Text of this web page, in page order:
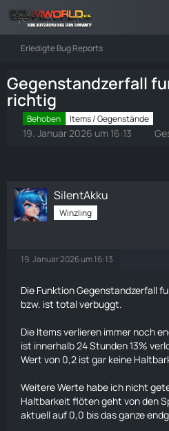
Erledigte Bug Reports
Gegenstandzerfall
richtig
Behoben Items / Gegenstände
19. Januar 2026 um 16:13
SilentAkku
Winzling
19. Januar 2026 um 16:13
Die Funktion Gegenstandzerfall
bzw. ist total verbuggt.
Die Items verlieren immer noch
ist innerhalb 24 Stunden 13%
Wert von 0,2 ist gar keine
Weitere Werte habe ich nicht
Haltbarkeit flöten geht von den
aktuell auf 0,0 bis das ganze